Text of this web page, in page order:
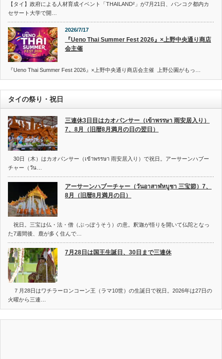
【タイ】政府による人材育成イベント「THAILAND²」が7月21日、バンコク都内カ
セサート大学で開…
2026/7/17
『Ueno Thai Summer Fest 2026』×上野中央通り商店
会主催
『Ueno Thai Summer Fest 2026』×上野中央通り商店会主催 上野公園がもっ…
タイの祭り・祝日
三連休3日目はカオパンサー（เข้าพรรษา 雨安居入り）
7、8月（旧暦8月満月の日の翌日）
30日（木）はカオパンサー（เข้าพรรษา 雨安居入り）で祝日。アーサーンハブー
チャー（วัน…
アーサーンハブーチャー（วันอาสาฬหบูชา 三宝節）7、
8月（旧暦8月満月の日）
祝日。三宝は仏・法・僧（ぶっぽうそう）の意。釈迦が悟りを開いて仏陀となっ
た7週間後、鹿が多く住んで…
7月28日は国王生誕日、30日まで三連休
７月28日はワチラーロンコーン王（ラマ10世）の生誕日で祝日。2026年は27日の
火曜から三連…